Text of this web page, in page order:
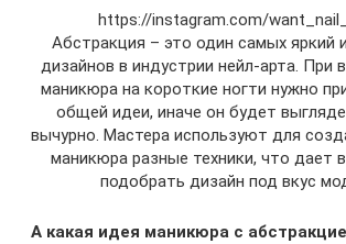
https://instagram.com/
Абстракция – это один самых яркий
дизайнов в индустрии нейл-арта. При
маникюра на короткие ногти нужно
общей идеи, иначе он будет
вычурно. Мастера используют для
маникюра разные техники, что дает
подобрать дизайн под вкус
А какая идея маникюра с